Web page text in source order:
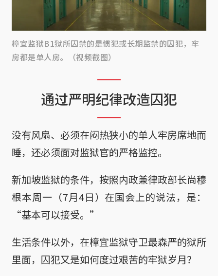
樟宜监狱B1狱所囚禁的是惯犯或长期监禁的囚犯，牢
房都是单人房。（视频截图）
通过严明纪律改造囚犯
没有风扇、必须在闷热狭小的单人牢房席地而
睡，还必须面对监狱官的严格监控。
新加坡监狱的条件，按照内政兼律政部长尚穆
根本周一（7月4日）在国会上的说法，是：
“基本可以接受。”
生活条件以外，在樟宜监狱守卫最森严的狱所
里面，囚犯又是如何度过艰苦的牢狱岁月？